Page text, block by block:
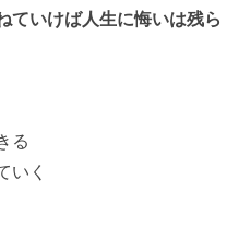
ていけば人生に悔いは残ら
る
いく